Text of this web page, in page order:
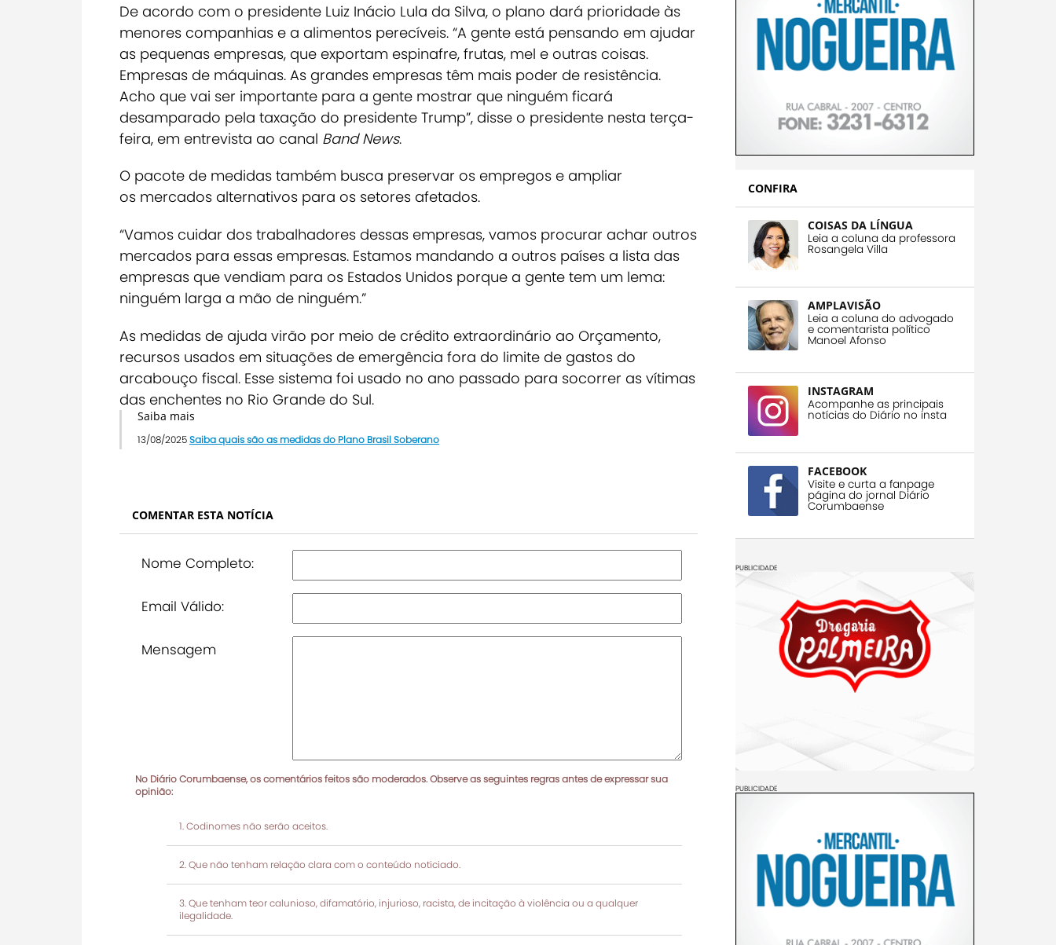
De acordo com o presidente Luiz Inácio Lula da Silva, o plano dará prioridade às
menores companhias e a alimentos perecíveis. “A gente está pensando em ajudar
as pequenas empresas, que exportam espinafre, frutas, mel e outras coisas.
Empresas de máquinas. As grandes empresas têm mais poder de resistência.
Acho que vai ser importante para a gente mostrar que ninguém ficará
desamparado pela taxação do presidente Trump”, disse o presidente nesta terça-
feira, em entrevista ao canal Band News.
O pacote de medidas também busca preservar os empregos e ampliar
os mercados alternativos para os setores afetados.
“Vamos cuidar dos trabalhadores dessas empresas, vamos procurar achar outros
mercados para essas empresas. Estamos mandando a outros países a lista das
empresas que vendiam para os Estados Unidos porque a gente tem um lema:
ninguém larga a mão de ninguém.”
As medidas de ajuda virão por meio de crédito extraordinário ao Orçamento,
recursos usados em situações de emergência fora do limite de gastos do
arcabouço fiscal. Esse sistema foi usado no ano passado para socorrer as vítimas
das enchentes no Rio Grande do Sul.
Saiba mais
13/08/2025Saiba quais são as medidas do Plano Brasil Soberano
COMENTAR ESTA NOTÍCIA
Nome Completo:
Email Válido:
Mensagem
No Diário Corumbaense, os comentários feitos são moderados. Observe as seguintes regras antes de expressar sua
opinião:
Codinomes não serão aceitos.
Que não tenham relação clara com o conteúdo noticiado.
Que tenham teor calunioso, difamatório, injurioso, racista, de incitação à violência ou a qualquer
ilegalidade.
CONFIRA
COISAS DA LÍNGUA
Leia a coluna da professora
Rosangela Villa
AMPLAVISÃO
Leia a coluna do advogado
e comentarista político
Manoel Afonso
INSTAGRAM
Acompanhe as principais
notícias do Diário no insta
FACEBOOK
Visite e curta a fanpage
página do jornal Diário
Corumbaense
PUBLICIDADE
PUBLICIDADE